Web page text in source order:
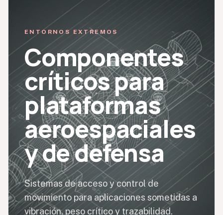
ENTORNOS EXTREMOS
Componentes
críticos para
plataformas
aeroespaciales
y de defensa
Sistemas de acceso y control de
movimiento para aplicaciones sometidas a
vibración, peso crítico y trazabilidad.